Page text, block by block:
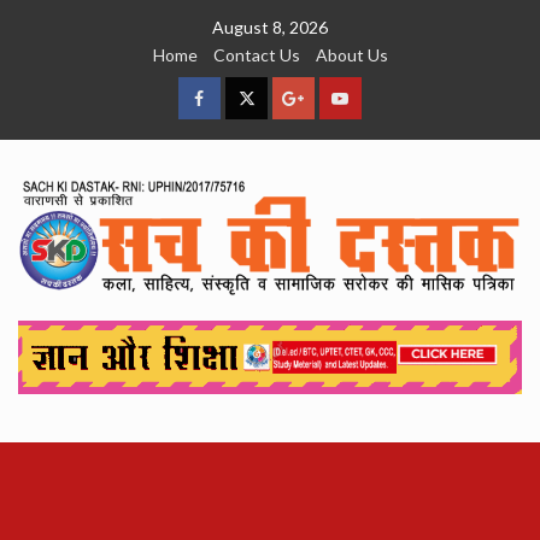
August 8, 2026
Home
Contact Us About Us
facebookTwitterGoogleYouTube